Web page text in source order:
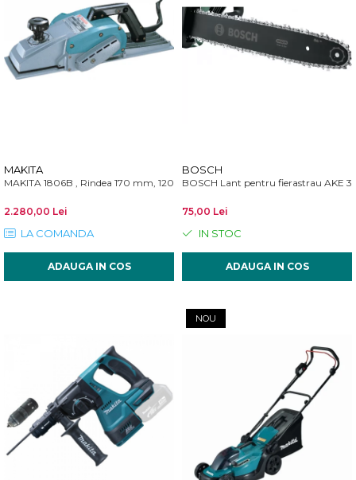
MAKITA
MAKITA 1806B , Rindea 170 mm, 1200W
2.280,00 Lei
LA COMANDA
ADAUGA IN COS
BOSCH
BOSCH Lant pentru fierastrau AKE
75,00 Lei
IN STOC
ADAUGA IN COS
NOU